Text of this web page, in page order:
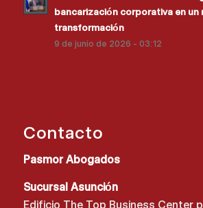
bancarización corporativa en un
transformación
9 de junio de 2026 - 03:12
Contacto
Pasmor Abogados
Sucursal Asunción
Edificio The Top Business Center